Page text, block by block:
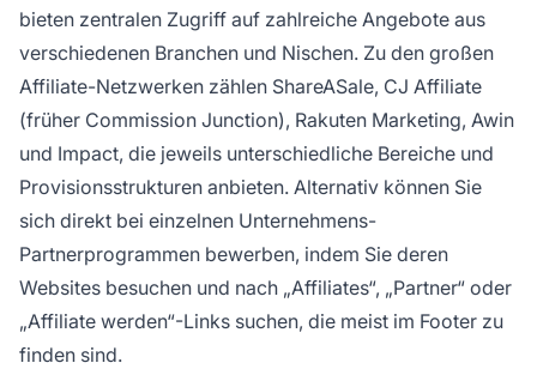
bieten zentralen Zugriff auf zahlreiche Angebote aus
verschiedenen Branchen und Nischen. Zu den großen
Affiliate-Netzwerken zählen ShareASale, CJ Affiliate
(früher Commission Junction), Rakuten Marketing, Awin
und Impact, die jeweils unterschiedliche Bereiche und
Provisionsstrukturen anbieten. Alternativ können Sie
sich direkt bei einzelnen Unternehmens-
Partnerprogrammen bewerben, indem Sie deren
Websites besuchen und nach „Affiliates“, „Partner“ oder
„Affiliate werden“-Links suchen, die meist im Footer zu
finden sind.